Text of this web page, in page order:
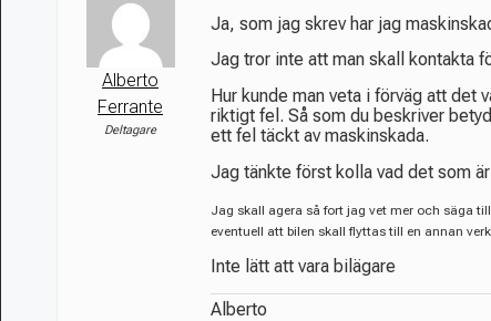
Alberto
Ferrante
Deltagare
Ja, som jag skrev har jag
Jag tror inte att man skall kontakta
Hur kunde man veta i förväg att det
riktigt fel. Så som du beskriver
ett fel täckt av maskinskada.
Jag tänkte först kolla vad det som
Jag skall agera så fort jag vet mer och säga
eventuell att bilen skall flyttas till en annan
Inte lätt att vara bilägare
Alberto